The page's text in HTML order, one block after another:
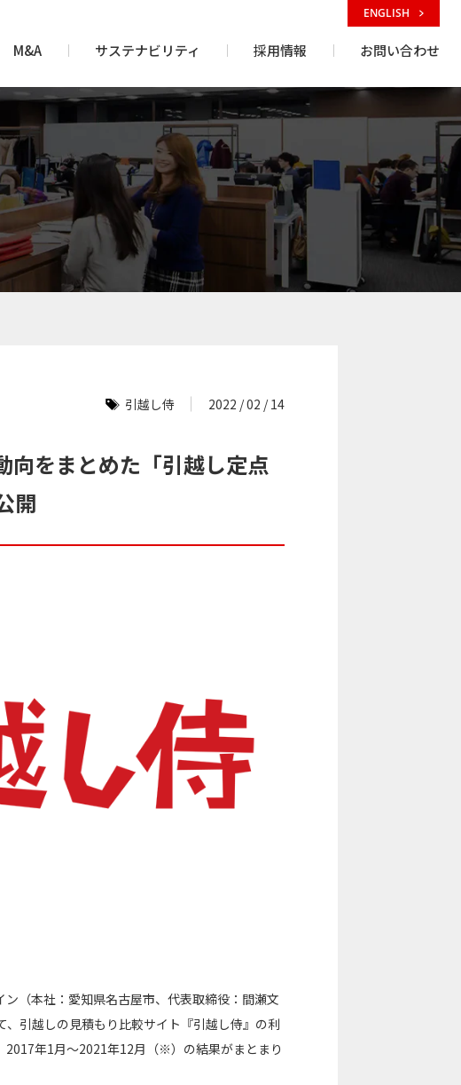
M&A サステナビリティ 採用情報 お問い合わせ
ENGLISH
引越し侍 2022 / 02 / 14
向をまとめた「引越し定点
開
（本社：愛知県名古屋市、代表取締役：間瀬文
引越しの見積もり比較サイト『引越し侍』の利
2017年1月～2021年12月（※）の結果がまとまり